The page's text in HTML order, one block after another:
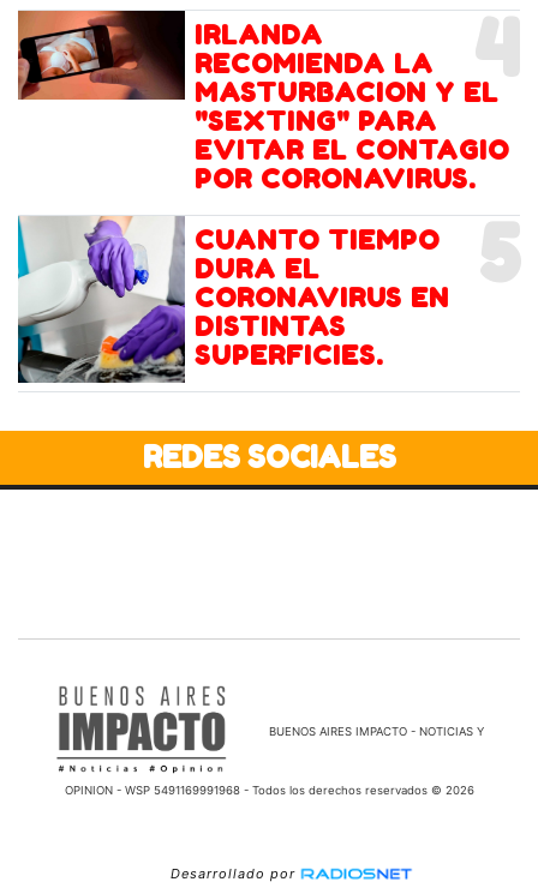
4
IRLANDA
RECOMIENDA LA
MASTURBACION Y EL
"SEXTING" PARA
EVITAR EL CONTAGIO
POR CORONAVIRUS.
5
CUANTO TIEMPO
DURA EL
CORONAVIRUS EN
DISTINTAS
SUPERFICIES.
REDES SOCIALES
BUENOS AIRES IMPACTO - NOTICIAS Y
OPINION - WSP 5491169991968 - Todos los derechos reservados © 2026
Desarrollado por